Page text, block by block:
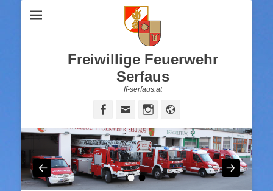
Freiwillige Feuerwehr
Serfaus
ff-serfaus.at
Facebook
EmailInstagram
••